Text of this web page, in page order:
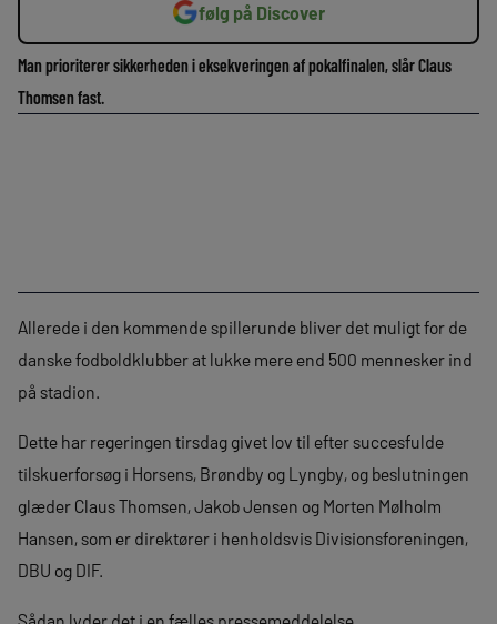
følg på Discover
Man prioriterer sikkerheden i eksekveringen af pokalfinalen, slår Claus
Thomsen fast.
Allerede i den kommende spillerunde bliver det muligt for de
danske fodboldklubber at lukke mere end 500 mennesker ind
på stadion.
Dette har regeringen tirsdag givet lov til efter succesfulde
tilskuerforsøg i Horsens, Brøndby og Lyngby, og beslutningen
glæder Claus Thomsen, Jakob Jensen og Morten Mølholm
Hansen, som er direktører i henholdsvis Divisionsforeningen,
DBU og DIF.